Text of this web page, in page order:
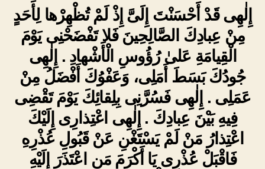
إِلٰهِى قَدْ أَحْسَنْتَ إِلَىَّ إِذْ لَمْ تُظْهِرْها لِأَحَدٍ
مِنْ عِبادِكَ الصَّالِحِينَ فَلا تَفْضَحْنِى يَوْمَ
الْقِيامَةِ عَلىٰ رُؤُوسِ الْأَشْهادِ . إِلٰهِى
جُودُكَ بَسَطَ أَمَلِى، وَعَفْوُكَ أَفْضَلُ مِنْ
عَمَلِى . إِلٰهِى فَسُرَّنِى بِلِقائِكَ يَوْمَ تَقْضِى
فِيهِ بَيْنَ عِبادِكَ . إِلٰهِى اعْتِذارِى إِلَيْكَ
اعْتِذارُ مَنْ لَمْ يَسْتَغْنِ عَنْ قَبُولِ عُذْرِهِ
فَاقْبَلْ عُذْرِى يَا أَكْرَمَ مَنِ اعْتَذَرَ إِلَيْهِ